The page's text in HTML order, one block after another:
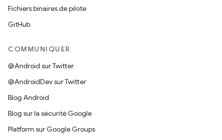
Fichiers binaires de pilote
GitHub
COMMUNIQUER
@Android sur Twitter
@AndroidDev sur Twitter
Blog Android
Blog sur la sécurité Google
Platform sur Google Groups